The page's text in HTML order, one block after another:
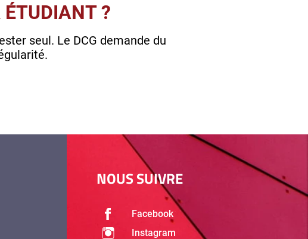
?
seul. Le DCG demande du
NOUS SUIVRE
Facebook
Instagram